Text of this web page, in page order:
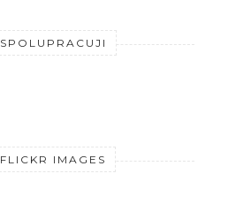
SPOLUPRACUJI
FLICKR IMAGES